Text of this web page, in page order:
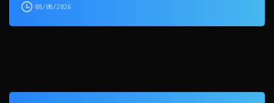
08/08/2026